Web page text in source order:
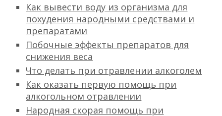
Как вывести воду из организма для
похудения народными средствами и
препаратами
Побочные эффекты препаратов для
снижения веса
Что делать при отравлении алкоголем
Как оказать первую помощь при
алкогольном отравлении
Народная скорая помощь при